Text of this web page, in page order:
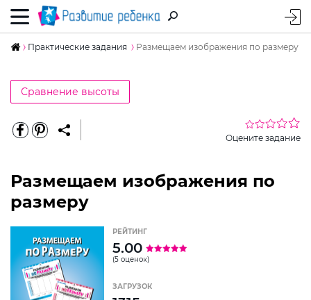
Практические задания Размещаем изображения по размеру
Сравнение высоты
Оцените задание
Размещаем изображения по
размеру
РЕЙТИНГ
5.00
(5 оценок)
ЗАГРУЗОК